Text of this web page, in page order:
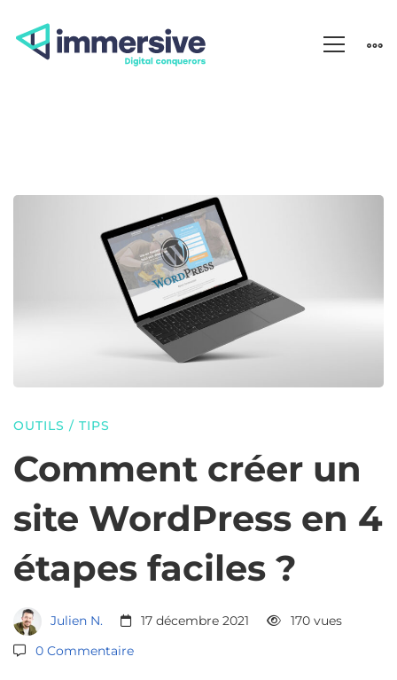
Comment
créer
site
WordPress
en
4
étapes
OUTILS / TIPS
Comment créer un
site WordPress en 4
étapes faciles ?
Julien N. 17 décembre 2021
170 vues
0 Commentaire